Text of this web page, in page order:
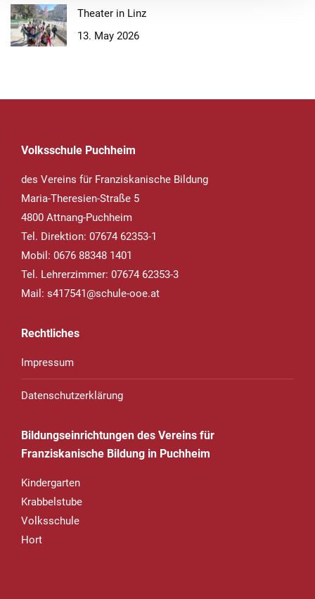
Theater in Linz
13. May 2026
Volksschule Puchheim
des Vereins für Franziskanische Bildung
Maria-Theresien-Straße 5
4800 Attnang-Puchheim
Tel. Direktion: 07674 62353-1
Mobil: 0676 88348 1401
Tel. Lehrerzimmer: 07674 62353-3
Mail: s417541@schule-ooe.at
Rechtliches
Impressum
Datenschutzerklärung
Bildungseinrichtungen des Vereins für
Franziskanische Bildung in Puchheim
Kindergarten
Krabbelstube
Volksschule
Hort